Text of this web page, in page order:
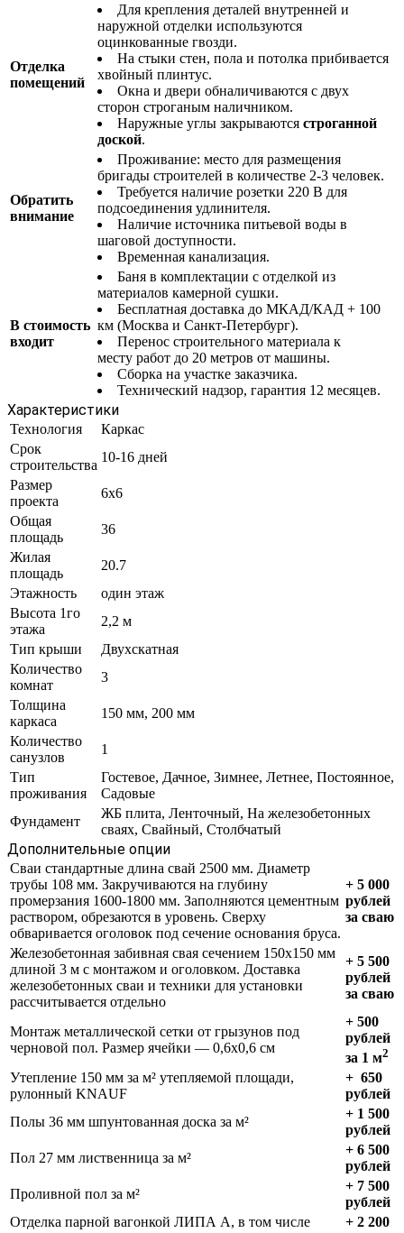
Отделка
помещений
Для крепления деталей внутренней и
наружной отделки используются
оцинкованные гвозди.
На стыки стен, пола и потолка прибивается
хвойный плинтус.
Окна и двери обналичиваются с двух
сторон строганым наличником.
Наружные углы закрываются строганной
доской.
Обратить
внимание
Проживание: место для размещения
бригады строителей в количестве 2-3 человек.
Требуется наличие розетки 220 В для
подсоединения удлинителя.
Наличие источника питьевой воды в
шаговой доступности.
Временная канализация.
В стоимость
входит
Баня в комплектации с отделкой из
материалов камерной сушки.
Бесплатная доставка до МКАД/КАД + 100
км (Москва и Санкт-Петербург).
Перенос строительного материала к
месту работ до 20 метров от машины.
Сборка на участке заказчика.
Технический надзор, гарантия 12 месяцев.
Характеристики
Технология
Каркас
Срок
строительства
10-16 дней
Размер
проекта
6x6
Общая
площадь
36
Жилая
площадь
20.7
Этажность
один этаж
Высота 1го
этажа
2,2 м
Тип крыши
Двухскатная
Количество
комнат
3
Толщина
каркаса
150 мм, 200 мм
Количество
санузлов
1
Тип
проживания
Гостевое, Дачное, Зимнее, Летнее, Постоянное,
Садовые
Фундамент
ЖБ плита, Ленточный, На железобетонных
сваях, Свайный, Столбчатый
Дополнительные опции
Сваи стандартные длина свай 2500 мм. Диаметр
трубы 108 мм. Закручиваются на глубину
промерзания 1600-1800 мм. Заполняются цементным
раствором, обрезаются в уровень. Сверху
обваривается оголовок под сечение основания бруса.
+ 5 000
рублей
за сваю
Железобетонная забивная свая сечением 150х150 мм
длиной 3 м с монтажом и оголовком. Доставка
железобетонных сваи и техники для установки
рассчитывается отдельно
+ 5 500
рублей
за сваю
Монтаж металлической сетки от грызунов под
черновой пол. Размер ячейки — 0,6х0,6 см
+ 500
рублей
за 1 м2
Утепление 150 мм за м² утепляемой площади,
рулонный KNAUF
+ 650
рублей
Полы 36 мм шпунтованная доска за м²
+ 1 500
рублей
Пол 27 мм лиственница за м²
+ 6 500
рублей
Проливной пол за м²
+ 7 500
рублей
Отделка парной вагонкой ЛИПА А, в том числе
+ 2 200